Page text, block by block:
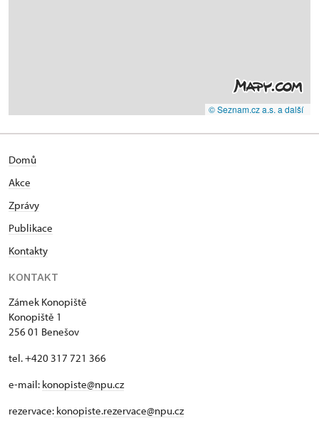
© Seznam.cz a.s. a další
Domů
Akce
Zprávy
Publikace
Kontakty
KONTAKT
Zámek Konopiště
Konopiště 1
256 01 Benešov
tel. +420 317 721 366
e-mail: konopiste@npu.cz
rezervace: konopiste.rezervace@npu.cz